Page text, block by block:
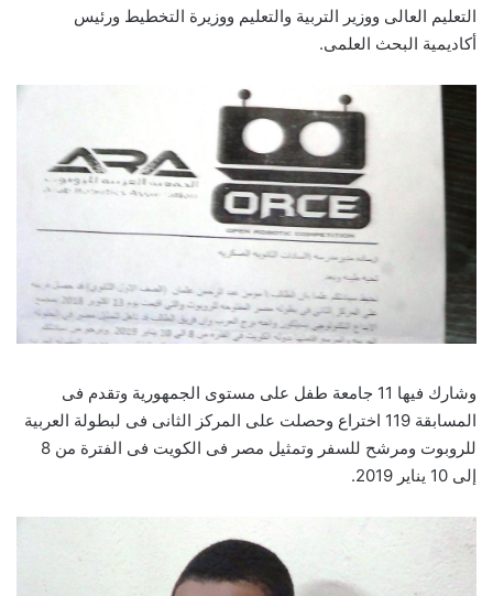
التعليم العالى ووزير التربية والتعليم ووزيرة التخطيط ورئيس
أكاديمية البحث العلمى.
وشارك فيها 11 جامعة طفل على مستوى الجمهورية وتقدم فى
المسابقة 119 اختراع وحصلت على المركز الثانى فى لبطولة العربية
للروبوت ومرشح للسفر وتمثيل مصر فى الكويت فى الفترة من 8
إلى 10 يناير 2019.